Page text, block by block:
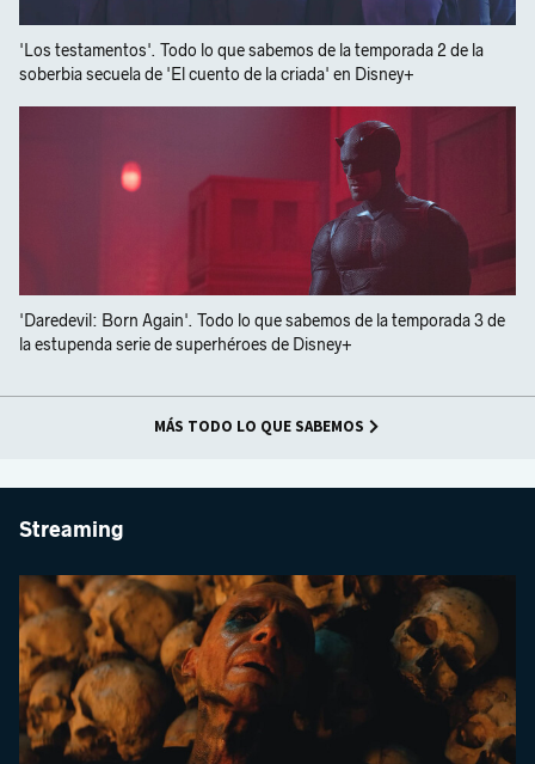
'Los testamentos'. Todo lo que sabemos de la temporada 2 de la
soberbia secuela de 'El cuento de la criada' en Disney+
'Daredevil: Born Again'. Todo lo que sabemos de la temporada 3 de
la estupenda serie de superhéroes de Disney+
MÁS TODO LO QUE SABEMOS
Streaming